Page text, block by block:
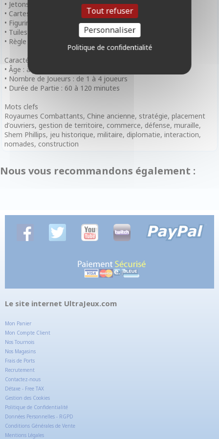
• Jetons Ressource et Marchandise
• Cartes Marchand et Événement
• Figurines ou marqueurs Nomades
• Tuiles Muraille et Tour de guet
• Règle du jeu
Caractéristiques
• Âge : à partir de 14 ans
• Nombre de Joueurs : de 1 à 4 joueurs
• Durée de Partie : 60 à 120 minutes
Mots clefs
Royaumes Combattants, Chine ancienne, stratégie, placement
d’ouvriers, gestion de territoire, commerce, défense, muraille,
Shem Phillips, jeu historique, militaire, diplomatie, interaction,
nomades, construction
Nous vous recommandons également :
Le site internet UltraJeux.com
Mon Panier
Mon Compte Client
Nos Tournois
Nos Magasins
Frais de Ports
Recrutement
Contactez-nous
Détaxe - Free TAX
Gestion des Cookies
Politique de Confidentialité
Données Personnelles - RGPD
Conditions Générales de Vente
Mentions Légales
Tout refuser
Personnaliser
Politique de confidentialité